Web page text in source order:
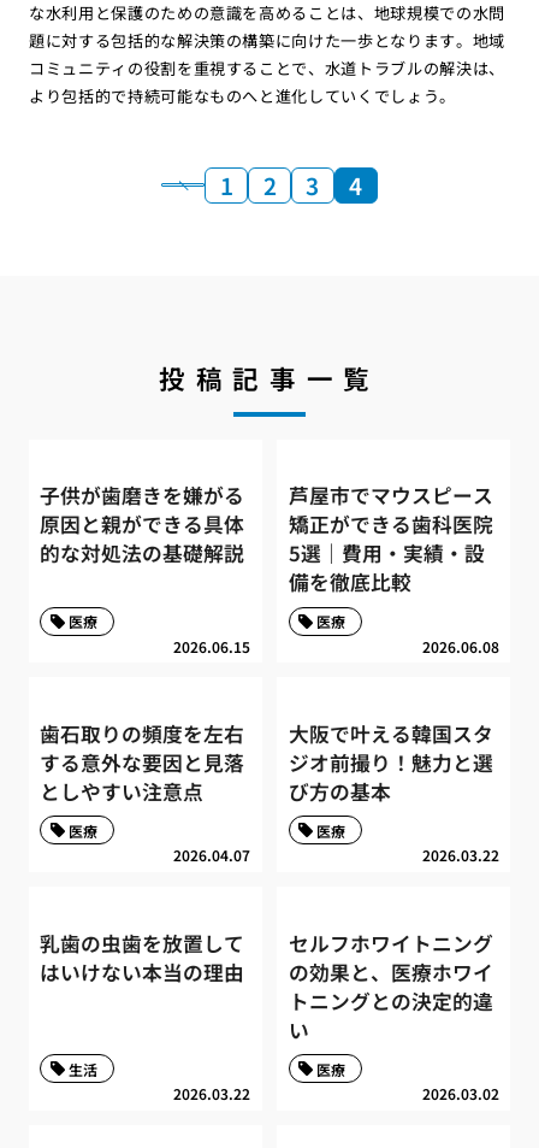
な水利用と保護のための意識を高めることは、地球規模での水問
題に対する包括的な解決策の構築に向けた一歩となります。地域
コミュニティの役割を重視することで、水道トラブルの解決は、
より包括的で持続可能なものへと進化していくでしょう。
1 2 3 4
投稿記事一覧
子供が歯磨きを嫌がる
原因と親ができる具体
的な対処法の基礎解説
2026.06.15
医療
芦屋市でマウスピース
矯正ができる歯科医院
5選｜費用・実績・設
備を徹底比較
2026.06.08
医療
歯石取りの頻度を左右
する意外な要因と見落
としやすい注意点
2026.04.07
医療
大阪で叶える韓国スタ
ジオ前撮り！魅力と選
び方の基本
2026.03.22
医療
乳歯の虫歯を放置して
はいけない本当の理由
2026.03.22
生活
セルフホワイトニング
の効果と、医療ホワイ
トニングとの決定的違
い
2026.03.02
医療